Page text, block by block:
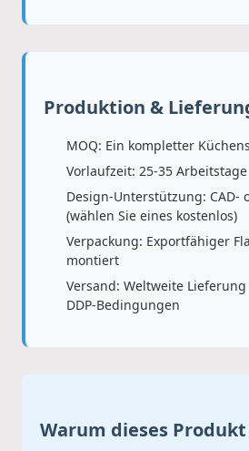
Produktion &
MOQ: Ein kompletter
Vorlaufzeit: 25-35 Arbeitstage
Design-Unterstützung: CAD-
(wählen Sie eines kostenlos)
Verpackung: Exportfähiger
montiert
Versand: Weltweite Lieferung
DDP-Bedingungen
Warum dieses